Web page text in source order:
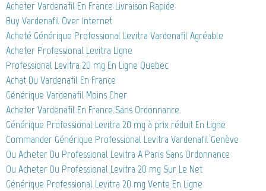
Acheter Vardenafil En France Livraison Rapide
Buy Vardenafil Over Internet
Acheté Générique Professional Levitra Vardenafil Agréable
Acheter Professional Levitra Ligne
Professional Levitra 20 mg En Ligne Quebec
Achat Du Vardenafil En France
Générique Vardenafil Moins Cher
Acheter Vardenafil En France Sans Ordonnance
Générique Professional Levitra 20 mg à prix réduit En Ligne
Commander Générique Professional Levitra Vardenafil Genève
Ou Acheter Du Professional Levitra A Paris Sans Ordonnance
Ou Acheter Du Professional Levitra 20 mg Sur Le Net
Générique Professional Levitra 20 mg Vente En Ligne